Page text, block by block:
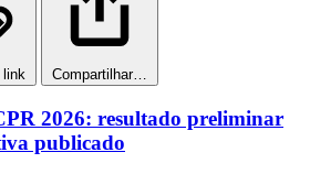
link Compartilhar…
2026: resultado preliminar
publicado